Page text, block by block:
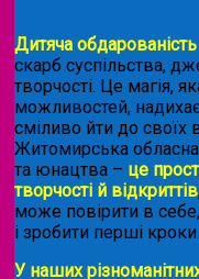
Дитяча обдарованість
скарб суспільства,
творчості. Це магія,
можливостей,
сміливо йти до своїх
Житомирська обласна
та юнацтва – це
творчості й відкриттів
може повірити в
і зробити перші
У наших